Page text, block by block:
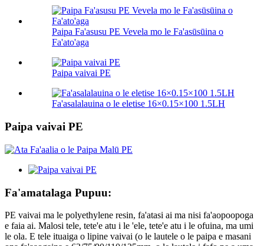
Paipa Fa'asusu PE Vevela mo le Fa'asūsūina o
Fa'ato'aga
Paipa vaivai PE
Fa'asalalauina o le eletise 16×0.15×100 1.5LH
Paipa vaivai PE
Fa'amatalaga Pupuu:
PE vaivai ma le polyethylene resin, fa'atasi ai ma nisi fa'aopoopoga
e faia ai. Malosi tele, tete'e atu i le 'ele, tete'e atu i le ofuina, ma umi
le ola. E tele ituaiga o lipine vaivai (o le lautele o le paipa e masani